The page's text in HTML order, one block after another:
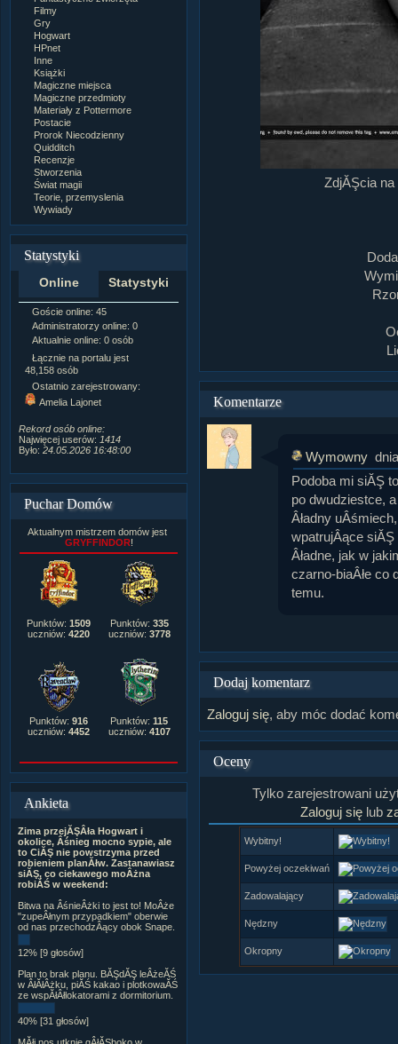
Filmy
Gry
Hogwart
HPnet
Inne
Książki
Magiczne miejsca
Magiczne przedmioty
Materiały z Pottermore
Postacie
Prorok Niecodzienny
Quidditch
Recenzje
Stworzenia
Świat magii
Teorie, przemyslenia
Wywiady
Statystyki
Online Statystyki
Goście online: 45
Administratorzy online: 0
Aktualnie online: 0 osób
Łącznie na portalu jest
48,158 osób
Ostatnio zarejestrowany:
Amelia Lajonet
Rekord osób online:
Najwięcej userów: 1414
Było: 24.05.2026 16:48:00
Komentarzy do materiałów:
Rozdanych pochwał:3,327
Puchar Domów
Aktualnym mistrzem domów jest
GRYFFINDOR!
Punktów: 1509
uczniów: 4220
Punktów: 335
uczniów: 3778
Punktów: 916
uczniów: 4452
Punktów: 115
uczniów: 4107
Ankieta
Zima przejĂŞÂła Hogwart i
okolice, Âśnieg mocno sypie, ale
to CiĂŞ nie powstrzyma przed
robieniem planĂłw. Zastanawiasz
siĂŞ, co ciekawego moÂżna
robiĂŚ w weekend:
Bitwa na ÂśnieÂżki to jest to! MoÂże
"zupeÂłnym przypadkiem" oberwie
od nas przechodzÂący obok Snape.
12% [9 głosów]
Plan to brak planu. BĂŞdĂŞ leÂżeĂŚ
w ÂłĂłÂżku, piĂŚ kakao i plotkowaĂŚ
ze wspĂłÂłlokatorami z dormitorium.
40% [31 głosów]
ZdjĂŞcia
Komentarze
Wymowny
Podoba mi siĂŞ
po dwudziestce,
Âładny
wpatrujÂące siĂŞ
Âładne, jak w
czarno-biaÂłe co
temu.
Dodaj komentarz
Zaloguj się, aby móc dodać
Oceny
Tylko zarejestrowani
Zaloguj się lub
Wybitny!
Powyżej oczekiwań
Zadowalający
Nędzny
Okropny